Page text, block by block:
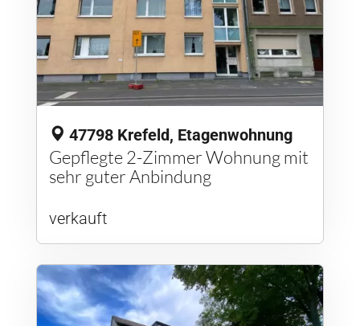
47798 Krefeld, Etagenwohnung
Gepflegte 2-Zimmer Wohnung mit
sehr guter Anbindung
verkauft